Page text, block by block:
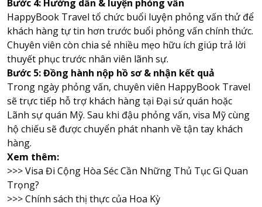
Bước 4: Hướng dẫn & luyện phỏng vấn
HappyBook Travel tổ chức buổi luyện phỏng vấn thử để
khách hàng tự tin hơn trước buổi phỏng vấn chính thức.
Chuyên viên còn chia sẻ nhiều mẹo hữu ích giúp trả lời
thuyết phục trước nhân viên lãnh sự.
Bước 5: Đồng hành nộp hồ sơ & nhận kết quả
Trong ngày phỏng vấn, chuyên viên HappyBook Travel
sẽ trực tiếp hỗ trợ khách hàng tại Đại sứ quán hoặc
Lãnh sự quán Mỹ. Sau khi đậu phỏng vấn, visa Mỹ cùng
hộ chiếu sẽ được chuyển phát nhanh về tận tay khách
hàng.
Xem thêm:
>>>Visa Đi Cộng Hòa Séc Cần Những Thủ Tục Gì Quan
Trọng?
>>>Chính sách thị thực của Hoa Kỳ